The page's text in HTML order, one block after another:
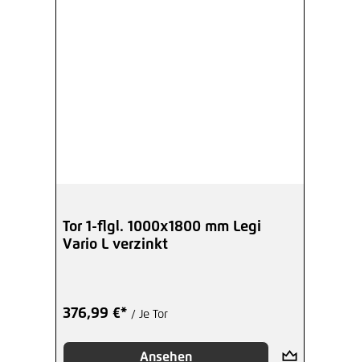
Tor 1-flgl. 1000x1800 mm Legi
Vario L verzinkt
376,99 €* / Je Tor
Ansehen